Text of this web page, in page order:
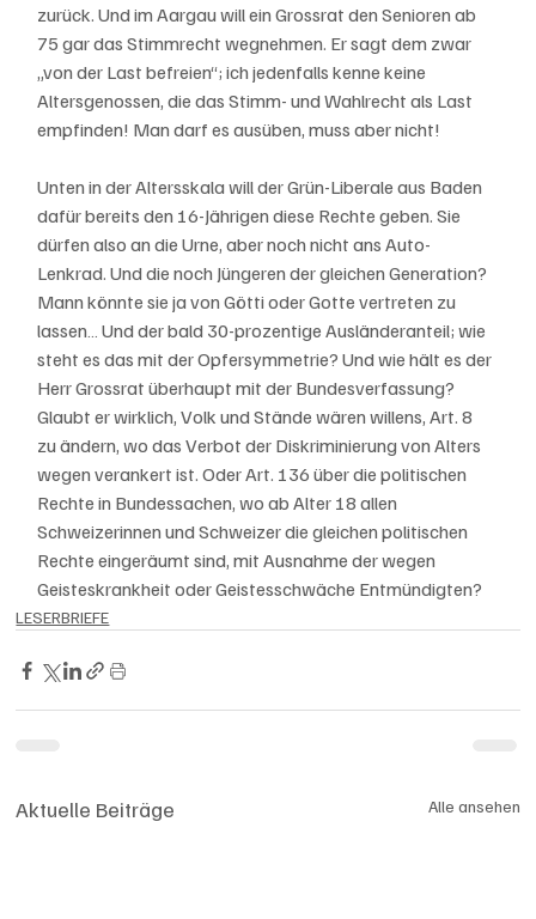
zurück. Und im Aargau will ein Grossrat den Senioren ab
75 gar das Stimmrecht wegnehmen. Er sagt dem zwar
„von der Last befreien“; ich jedenfalls kenne keine
Altersgenossen, die das Stimm- und Wahlrecht als Last
empfinden! Man darf es ausüben, muss aber nicht!
Unten in der Altersskala will der Grün-Liberale aus Baden
dafür bereits den 16-Jährigen diese Rechte geben. Sie
dürfen also an die Urne, aber noch nicht ans Auto-
Lenkrad. Und die noch Jüngeren der gleichen Generation?
Mann könnte sie ja von Götti oder Gotte vertreten zu
lassen… Und der bald 30-prozentige Ausländeranteil; wie
steht es das mit der Opfersymmetrie? Und wie hält es der
Herr Grossrat überhaupt mit der Bundesverfassung?
Glaubt er wirklich, Volk und Stände wären willens, Art. 8
zu ändern, wo das Verbot der Diskriminierung von Alters
wegen verankert ist. Oder Art. 136 über die politischen
Rechte in Bundessachen, wo ab Alter 18 allen
Schweizerinnen und Schweizer die gleichen politischen
Rechte eingeräumt sind, mit Ausnahme der wegen
Geisteskrankheit oder Geistesschwäche Entmündigten?
LESERBRIEFE
Aktuelle Beiträge Alle ansehen